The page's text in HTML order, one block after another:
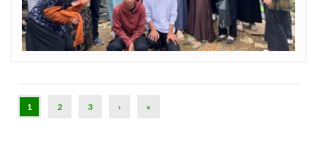
1 (CURRENT)
2 3 › »